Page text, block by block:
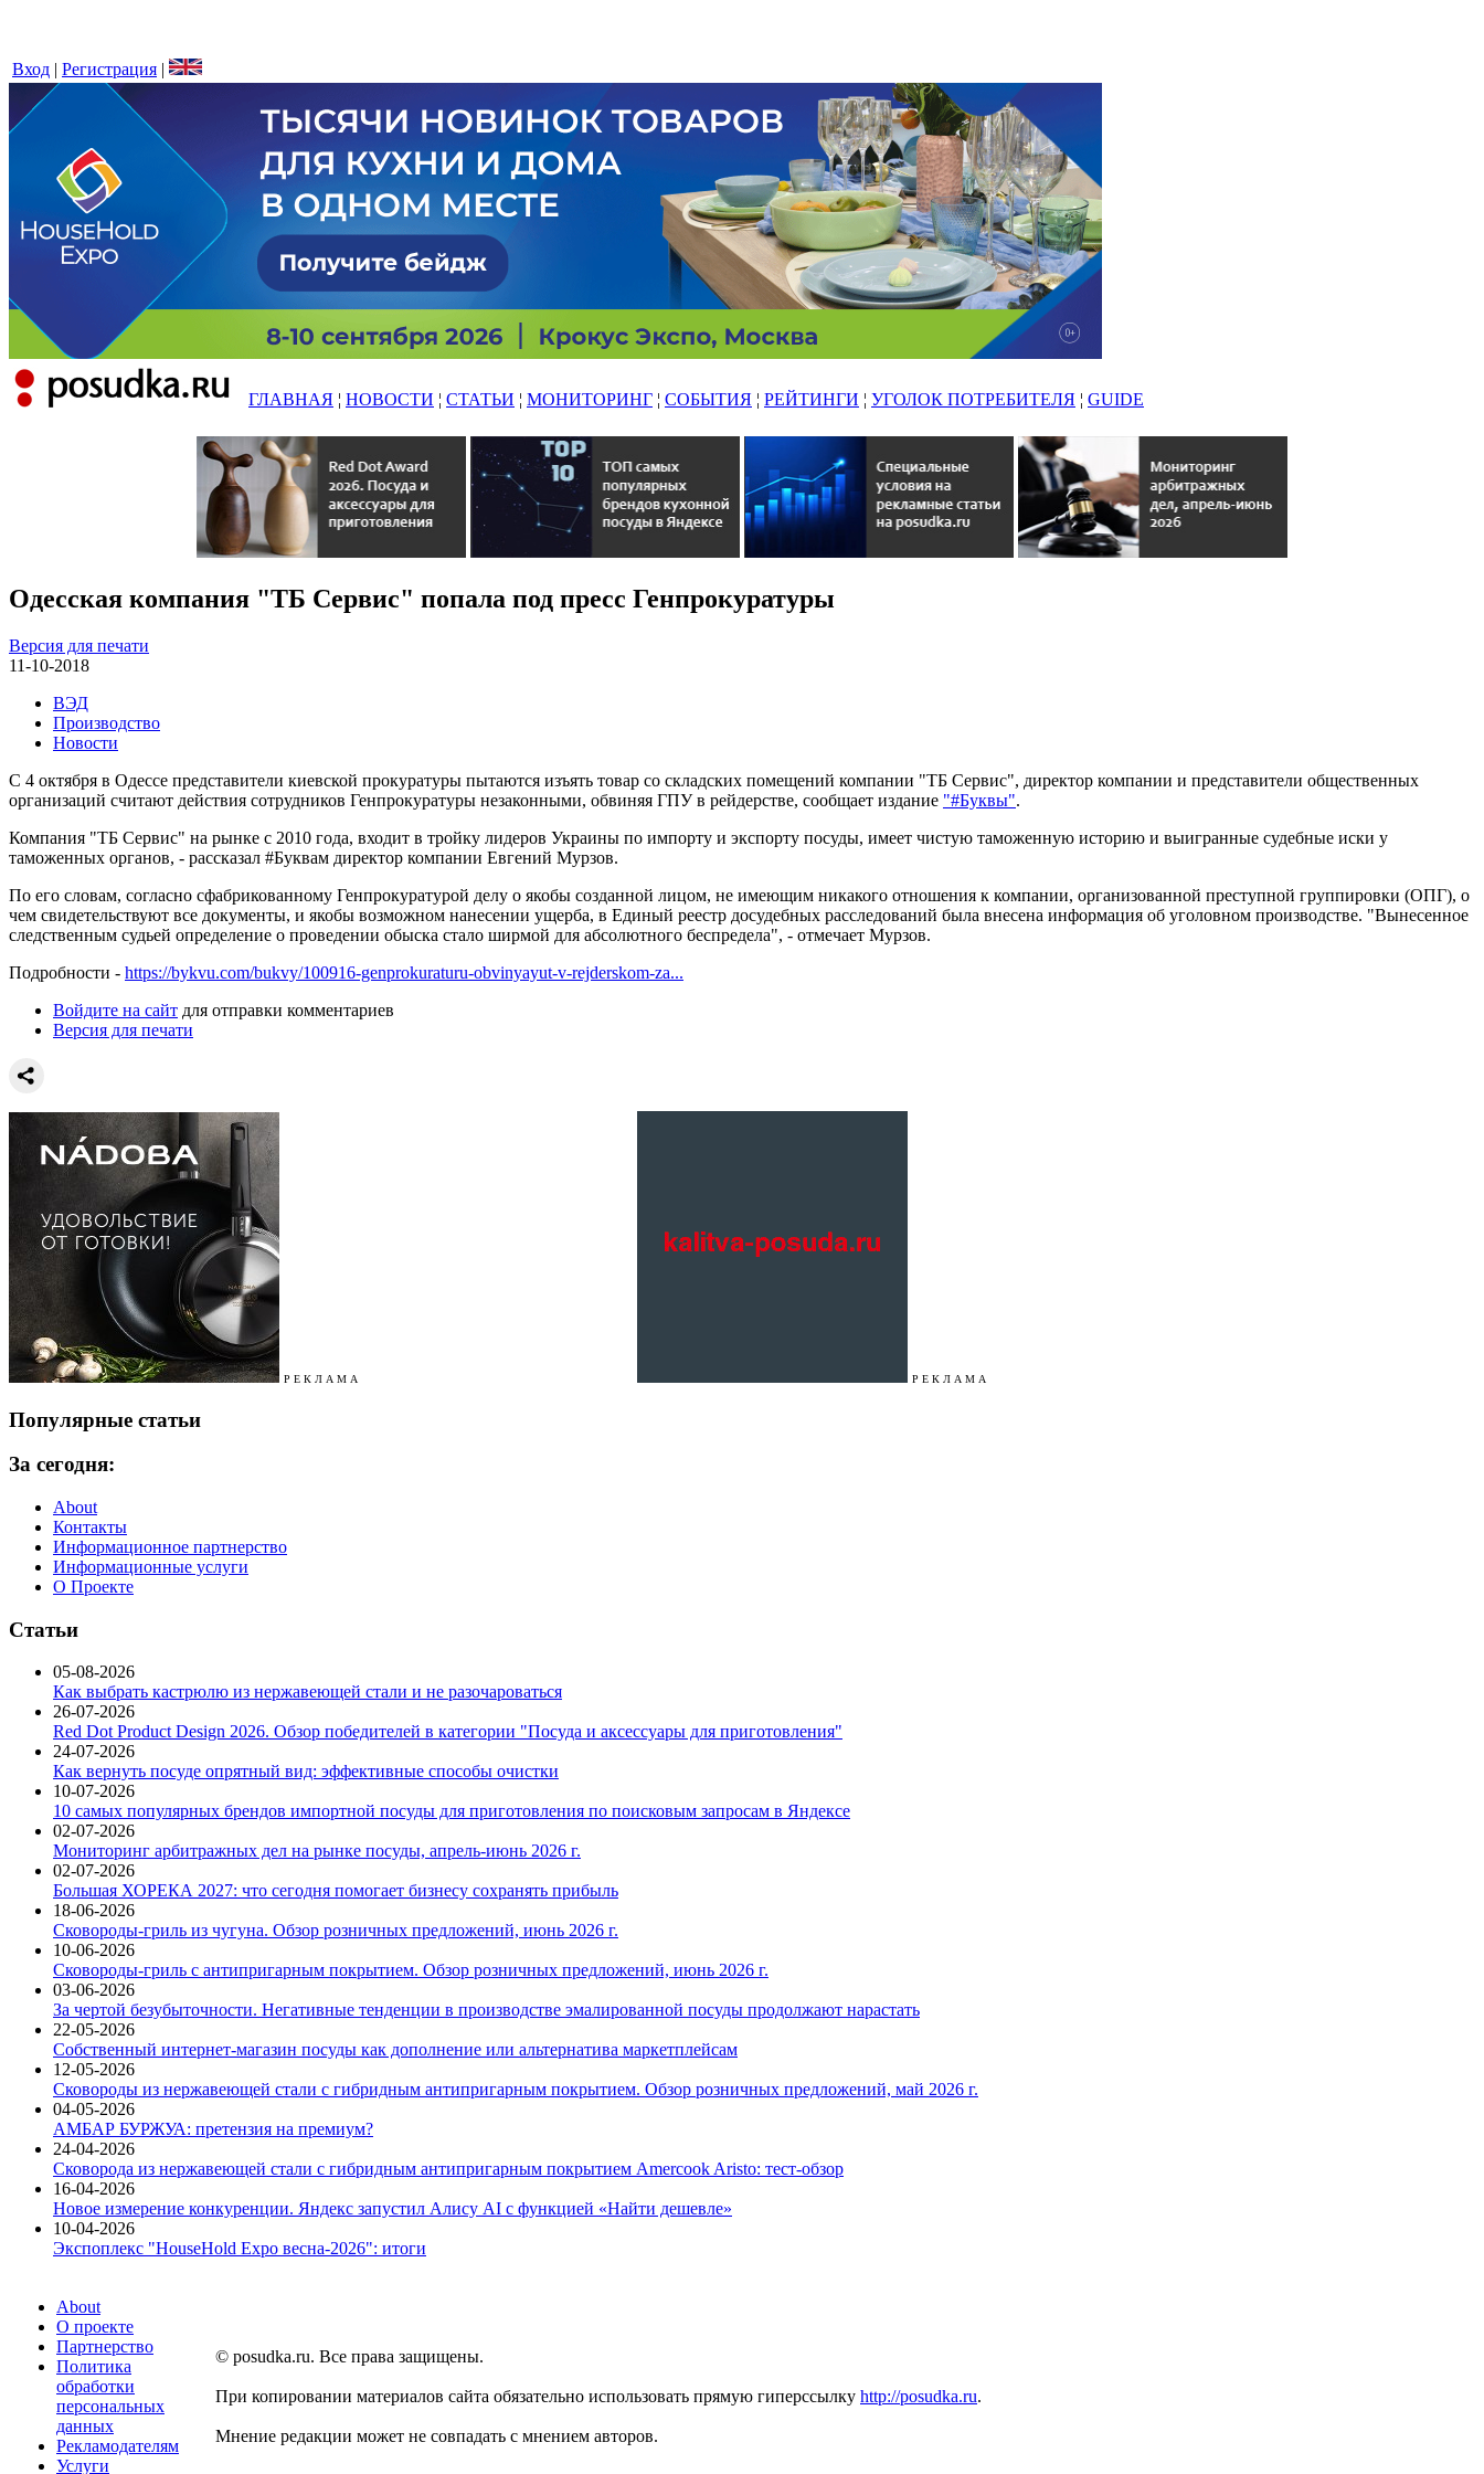
Вход | Регистрация |
ГЛАВНАЯ ¦ НОВОСТИ ¦ СТАТЬИ ¦ МОНИТОРИНГ ¦ СОБЫТИЯ ¦ РЕЙТИНГИ ¦ УГОЛОК ПОТРЕБИТЕЛЯ ¦ GUIDE
Одесская компания "ТБ Сервис" попала под пресс Генпрокуратуры
Версия для печати
11-10-2018
ВЭД
Производство
Новости
С 4 октября в Одессе представители киевской прокуратуры пытаются изъять товар со складских помещений компании "ТБ Сервис", директор компании и представители общественных
организаций считают действия сотрудников Генпрокуратуры незаконными, обвиняя ГПУ в рейдерстве, сообщает издание "#Буквы".
Компания "ТБ Сервис" на рынке с 2010 года, входит в тройку лидеров Украины по импорту и экспорту посуды, имеет чистую таможенную историю и выигранные судебные иски у
таможенных органов, - рассказал #Буквам директор компании Евгений Мурзов.
По его словам, согласно сфабрикованному Генпрокуратурой делу о якобы созданной лицом, не имеющим никакого отношения к компании, организованной преступной группировки (ОПГ), о
чем свидетельствуют все документы, и якобы возможном нанесении ущерба, в Единый реестр досудебных расследований была внесена информация об уголовном производстве. "Вынесенное
следственным судьей определение о проведении обыска стало ширмой для абсолютного беспредела", - отмечает Мурзов.
Подробности - https://bykvu.com/bukvy/100916-genprokuraturu-obvinyayut-v-rejderskom-za...
Войдите на сайт для отправки комментариев
Версия для печати
Р Е К Л А М А Р Е К Л А М А
Популярные статьи
За сегодня:
About
Контакты
Информационное партнерство
Информационные услуги
О Проекте
Статьи
05-08-2026
Как выбрать кастрюлю из нержавеющей стали и не разочароваться
26-07-2026
Red Dot Product Design 2026. Обзор победителей в категории "Посуда и аксессуары для приготовления"
24-07-2026
Как вернуть посуде опрятный вид: эффективные способы очистки
10-07-2026
10 самых популярных брендов импортной посуды для приготовления по поисковым запросам в Яндексе
02-07-2026
Мониторинг арбитражных дел на рынке посуды, апрель-июнь 2026 г.
02-07-2026
Большая ХОРЕКА 2027: что сегодня помогает бизнесу сохранять прибыль
18-06-2026
Сковороды-гриль из чугуна. Обзор розничных предложений, июнь 2026 г.
10-06-2026
Сковороды-гриль с антипригарным покрытием. Обзор розничных предложений, июнь 2026 г.
03-06-2026
За чертой безубыточности. Негативные тенденции в производстве эмалированной посуды продолжают нарастать
22-05-2026
Собственный интернет-магазин посуды как дополнение или альтернатива маркетплейсам
12-05-2026
Сковороды из нержавеющей стали с гибридным антипригарным покрытием. Обзор розничных предложений, май 2026 г.
04-05-2026
АМБАР БУРЖУА: претензия на премиум?
24-04-2026
Сковорода из нержавеющей стали с гибридным антипригарным покрытием Amercook Aristo: тест-обзор
16-04-2026
Новое измерение конкуренции. Яндекс запустил Алису AI с функцией «Найти дешевле»
10-04-2026
Экспоплекс "HouseHold Expo весна-2026": итоги
About
О проекте
Партнерство
Политика
обработки
персональных
данных
Рекламодателям
Услуги
© posudka.ru. Все права защищены.
При копировании материалов сайта обязательно использовать прямую гиперссылку http://posudka.ru.
Мнение редакции может не совпадать с мнением авторов.